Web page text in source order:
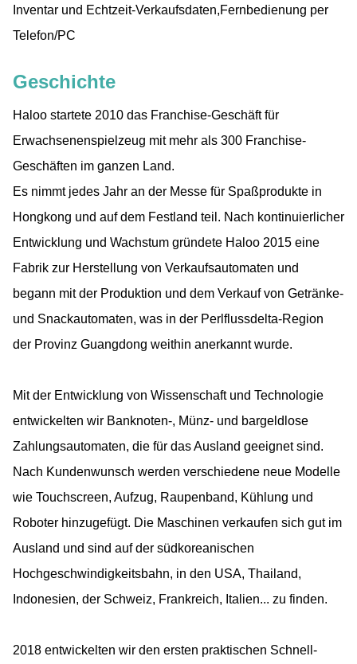
Inventar und Echtzeit-Verkaufsdaten,Fernbedienung per
Telefon/PC
Geschichte
Haloo startete 2010 das Franchise-Geschäft für
Erwachsenenspielzeug mit mehr als 300 Franchise-
Geschäften im ganzen Land.
Es nimmt jedes Jahr an der Messe für Spaßprodukte in
Hongkong und auf dem Festland teil. Nach kontinuierlicher
Entwicklung und Wachstum gründete Haloo 2015 eine
Fabrik zur Herstellung von Verkaufsautomaten und
begann mit der Produktion und dem Verkauf von Getränke-
und Snackautomaten, was in der Perlflussdelta-Region
der Provinz Guangdong weithin anerkannt wurde.
Mit der Entwicklung von Wissenschaft und Technologie
entwickelten wir Banknoten-, Münz- und bargeldlose
Zahlungsautomaten, die für das Ausland geeignet sind.
Nach Kundenwunsch werden verschiedene neue Modelle
wie Touchscreen, Aufzug, Raupenband, Kühlung und
Roboter hinzugefügt. Die Maschinen verkaufen sich gut im
Ausland und sind auf der südkoreanischen
Hochgeschwindigkeitsbahn, in den USA, Thailand,
Indonesien, der Schweiz, Frankreich, Italien... zu finden.
2018 entwickelten wir den ersten praktischen Schnell-